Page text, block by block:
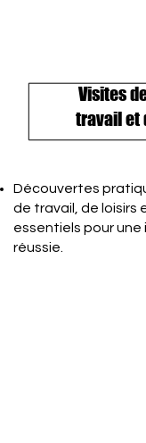
Visites
travail et
Découvertes
de travail, de loisirs
essentiels pour
réussie.